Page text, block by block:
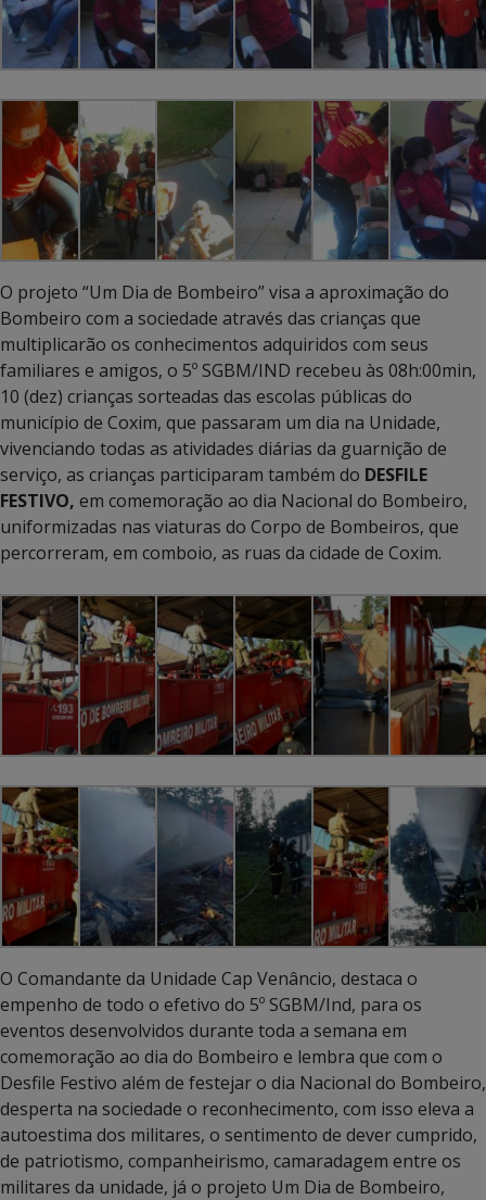
O projeto “Um Dia de Bombeiro” visa a aproximação do
Bombeiro com a sociedade através das crianças que
multiplicarão os conhecimentos adquiridos com seus
familiares e amigos, o 5º SGBM/IND recebeu às 08h:00min,
10 (dez) crianças sorteadas das escolas públicas do
município de Coxim, que passaram um dia na Unidade,
vivenciando todas as atividades diárias da guarnição de
serviço, as crianças participaram também do DESFILE
FESTIVO, em comemoração ao dia Nacional do Bombeiro,
uniformizadas nas viaturas do Corpo de Bombeiros, que
percorreram, em comboio, as ruas da cidade de Coxim.
O Comandante da Unidade Cap Venâncio, destaca o
empenho de todo o efetivo do 5º SGBM/Ind, para os
eventos desenvolvidos durante toda a semana em
comemoração ao dia do Bombeiro e lembra que com o
Desfile Festivo além de festejar o dia Nacional do Bombeiro,
desperta na sociedade o reconhecimento, com isso eleva a
autoestima dos militares, o sentimento de dever cumprido,
de patriotismo, companheirismo, camaradagem entre os
militares da unidade, já o projeto Um Dia de Bombeiro,